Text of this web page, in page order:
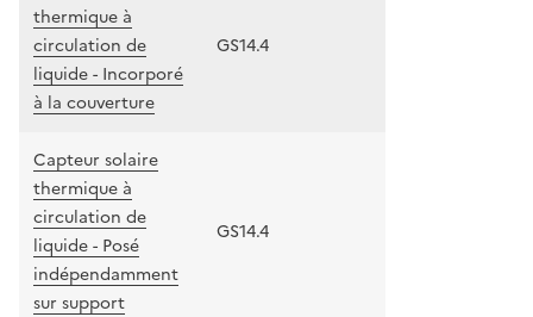
thermique à
circulation de
liquide - Incorporé
à la couverture
GS14.4
Capteur solaire
thermique à
circulation de
liquide - Posé
indépendamment
sur support
GS14.4